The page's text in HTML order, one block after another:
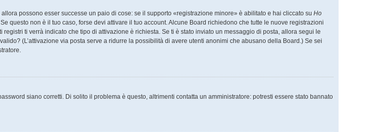
possono esser successe un paio di cose: se il supporto «registrazione minore» è abilitato e hai cliccato su Ho
questo non è il tuo caso, forse devi attivare il tuo account. Alcune Board richiedono che tutte le nuove registrazioni
ti verrà indicato che tipo di attivazione è richiesta. Se ti è stato inviato un messaggio di posta, allora segui le
(L’attivazione via posta serve a ridurre la possibilità di avere utenti anonimi che abusano della Board.) Se sei
siano corretti. Di solito il problema è questo, altrimenti contatta un amministratore: potresti essere stato bannato